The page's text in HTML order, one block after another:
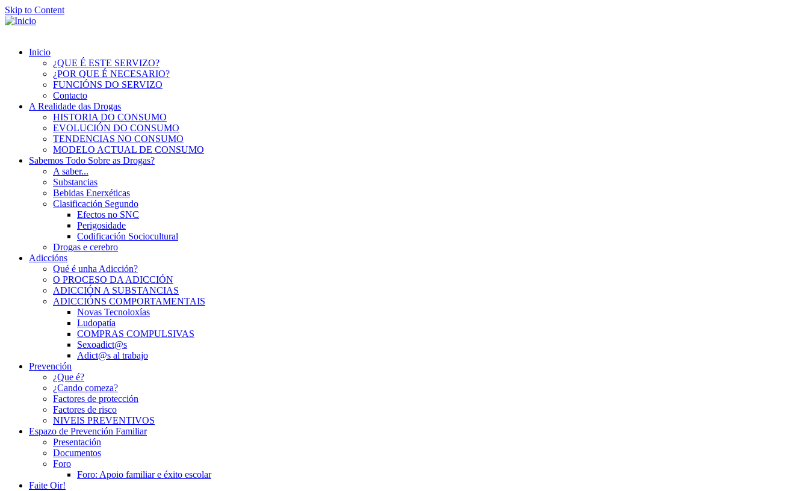
Skip to Content
Inicio
¿QUE É ESTE SERVIZO?
¿POR QUE É NECESARIO?
FUNCIÓNS DO SERVIZO
Contacto
A Realidade das Drogas
HISTORIA DO CONSUMO
EVOLUCIÓN DO CONSUMO
TENDENCIAS NO CONSUMO
MODELO ACTUAL DE CONSUMO
Sabemos Todo Sobre as Drogas?
A saber...
Substancias
Bebidas Enerxéticas
Clasificación Segundo
Efectos no SNC
Perigosidade
Codificación Sociocultural
Drogas e cerebro
Adiccións
Qué é unha Adicción?
O PROCESO DA ADICCIÓN
ADICCIÓN A SUBSTANCIAS
ADICCIÓNS COMPORTAMENTAIS
Novas Tecnoloxías
Ludopatía
COMPRAS COMPULSIVAS
Sexoadict@s
Adict@s al trabajo
Prevención
¿Que é?
¿Cando comeza?
Factores de protección
Factores de risco
NIVEIS PREVENTIVOS
Espazo de Prevención Familiar
Presentación
Documentos
Foro
Foro: Apoio familiar e éxito escolar
Faite Oir!